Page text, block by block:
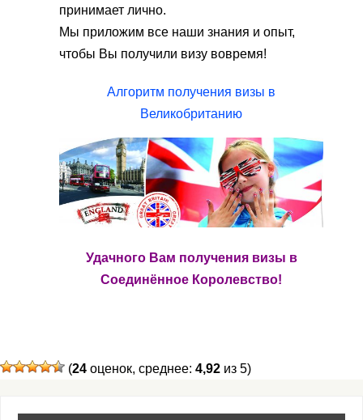
принимает лично.
Мы приложим все наши знания и опыт,
чтобы Вы получили визу вовремя!
Алгоритм получения визы в
Великобританию
Удачного Вам получения визы в
Соединённое Королевство!
(24 оценок, среднее: 4,92 из 5)